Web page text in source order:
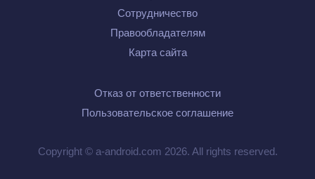
Сотрудничество
Правообладателям
Карта сайта
Отказ от ответственности
Пользовательское соглашение
Copyright © a-android.com 2026. All rights reserved.